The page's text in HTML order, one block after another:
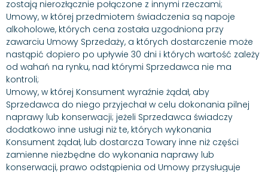
zostają nierozłącznie połączone z innymi rzeczami;
Umowy, w której przedmiotem świadczenia są napoje
alkoholowe, których cena została uzgodniona przy
zawarciu Umowy Sprzedaży, a których dostarczenie może
nastąpić dopiero po upływie 30 dni i których wartość zależy
od wahań na rynku, nad którymi Sprzedawca nie ma
kontroli;
Umowy, w której Konsument wyraźnie żądał, aby
Sprzedawca do niego przyjechał w celu dokonania pilnej
naprawy lub konserwacji; jeżeli Sprzedawca świadczy
dodatkowo inne usługi niż te, których wykonania
Konsument żądał, lub dostarcza Towary inne niż części
zamienne niezbędne do wykonania naprawy lub
konserwacji, prawo odstąpienia od Umowy przysługuje